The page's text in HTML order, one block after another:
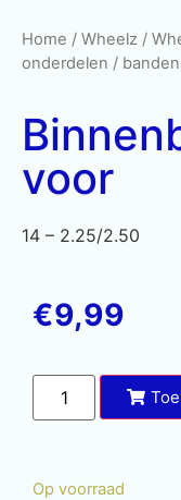
Home / Wheelz /
onderdelen /
voor
14 – 2.25/2.50
€9,99
Op voorraad